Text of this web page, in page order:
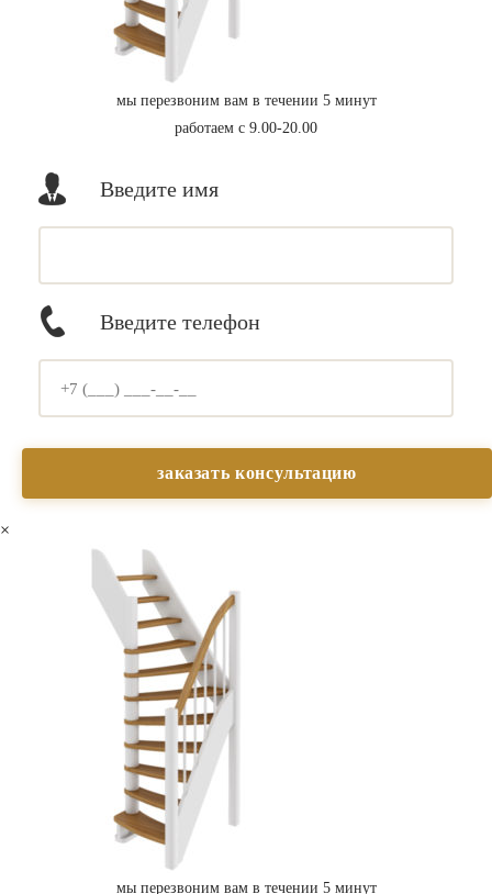
мы перезвоним вам в течении 5 минут
работаем с 9.00-20.00
Введите имя
Введите телефон
×
мы перезвоним вам в течении 5 минут